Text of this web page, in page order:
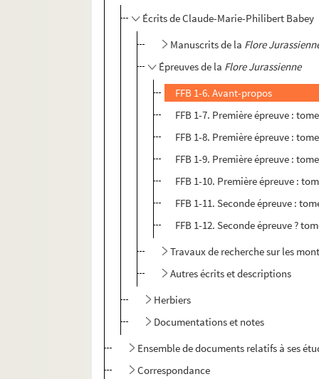
Écrits de Claude-Marie-Philibert Babey
Manuscrits de la Flore
Épreuves de la Flore Jurassienne
FFB 1-6. Avant-propos
FFB 1-7. Première épreuve :
FFB 1-8. Première épreuve :
FFB 1-9. Première épreuve :
FFB 1-10. Première épreuve :
FFB 1-11. Seconde épreuve :
FFB 1-12. Seconde épreuve ?
Travaux de recherche sur les
Autres écrits et descriptions
Herbiers
Documentations et notes
Ensemble de documents relatifs à ses
Correspondance